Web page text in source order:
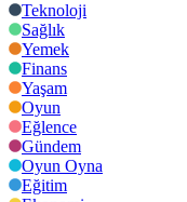
Teknoloji
Sağlık
Yemek
Finans
Yaşam
Oyun
Eğlence
Gündem
Oyun Oyna
Eğitim